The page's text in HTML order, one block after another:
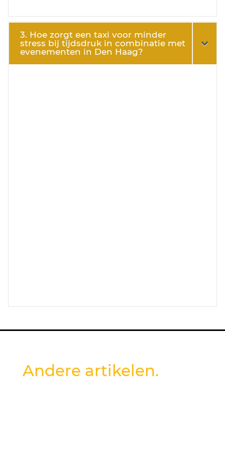
3. Hoe zorgt een taxi voor minder
stress bij tijdsdruk in combinatie met
evenementen in Den Haag?
Andere artikelen.